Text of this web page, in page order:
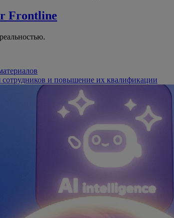
Frontline
сотрудников и повышение их квалификации